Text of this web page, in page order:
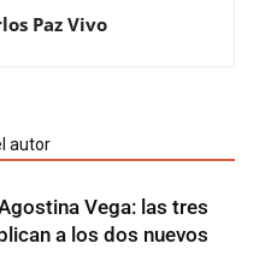
Paz Vivo
autor
Vega: las tres
a los dos nuevos